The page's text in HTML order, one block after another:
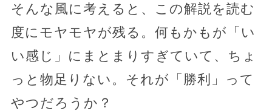
そんな風に考えると、この解説を読む
度にモヤモヤが残る。何もかもが「い
い感じ」にまとまりすぎていて、ちょ
っと物足りない。それが「勝利」って
やつだろうか？